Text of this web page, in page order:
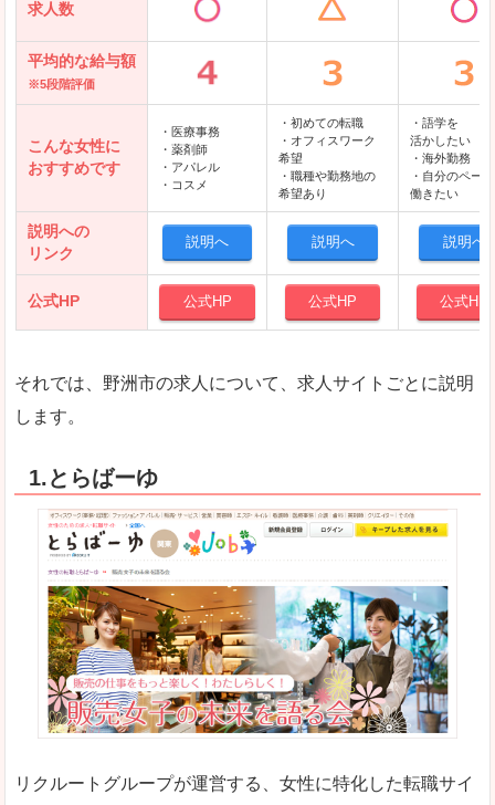
求人数
平均的な給与額
※5段階評価
こんな女性に
おすすめです
・医療事務
・薬剤師
・アパレル
・コスメ
・初めての転職
・オフィスワーク
希望
・職種や勤務地の
希望あり
・語学を
活かしたい
・海外勤務
・自分のペー
働きたい
説明への
リンク
説明へ 説明へ 説明へ
公式HP 公式HP 公式HP 公式HP
それでは、野洲市の求人について、求人サイトごとに説明
します。
1.とらばーゆ
リクルートグループが運営する、女性に特化した転職サイ